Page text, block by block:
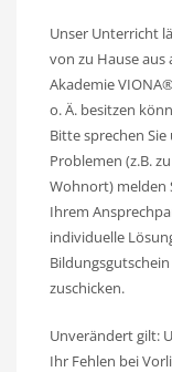
Unser Unterricht
von zu Hause
Akademie
o. Ä. besitzen
Bitte sprechen
Problemen (z.B.
Wohnort) melden
Ihrem
individuelle
zuschicken.
Unverändert gilt:
Ihr Fehlen bei